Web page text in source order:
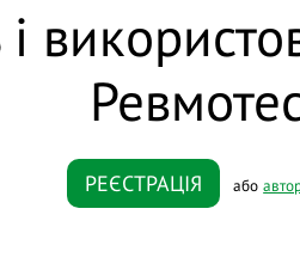
РЕЄСТРАЦІЯ або